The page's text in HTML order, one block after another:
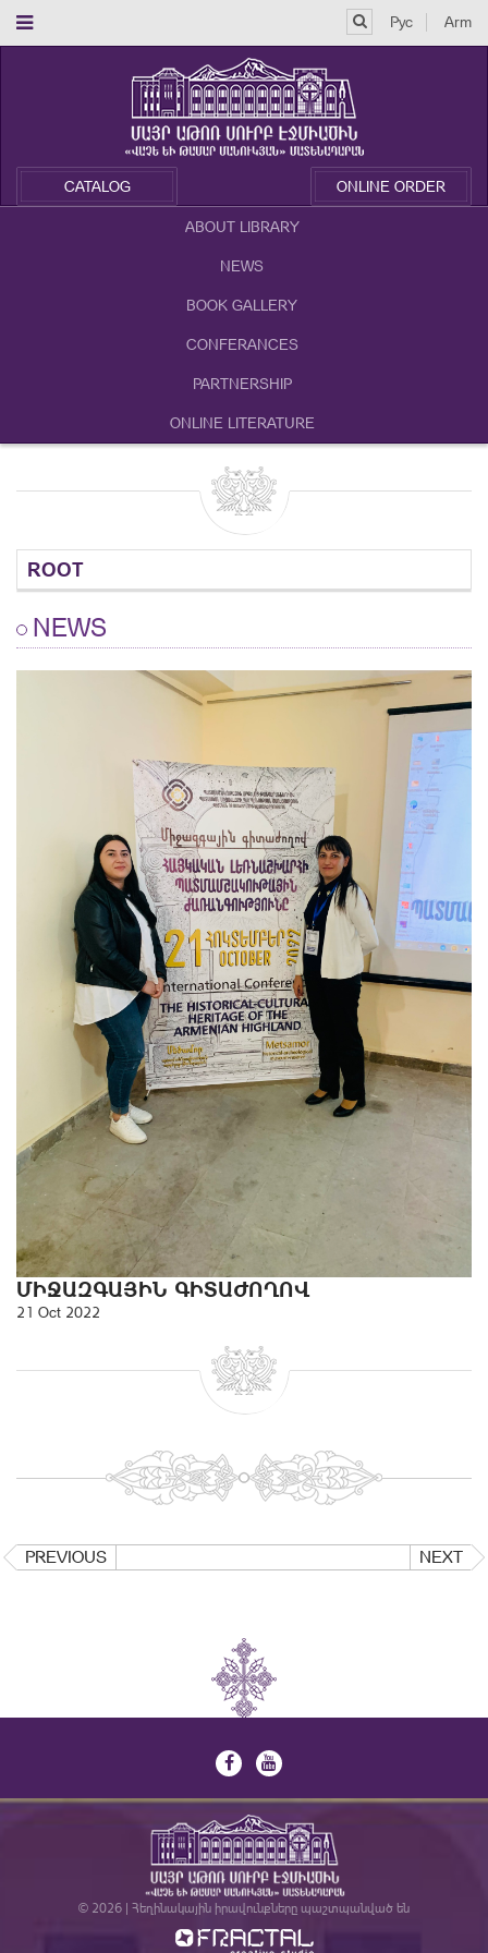
Рус Arm
CATALOG ONLINE ORDER
ABOUT LIBRARY
NEWS
BOOK GALLERY
CONFERANCES
PARTNERSHIP
ONLINE LITERATURE
ROOT
NEWS
ՄԻՋԱԶԳԱՅԻՆ ԳԻՏԱԺՈՂՈՎ
21 Oct 2022
PREVIOUS NEXT
© 2026 | Հեղինակային իրավունքները պաշտպանված են